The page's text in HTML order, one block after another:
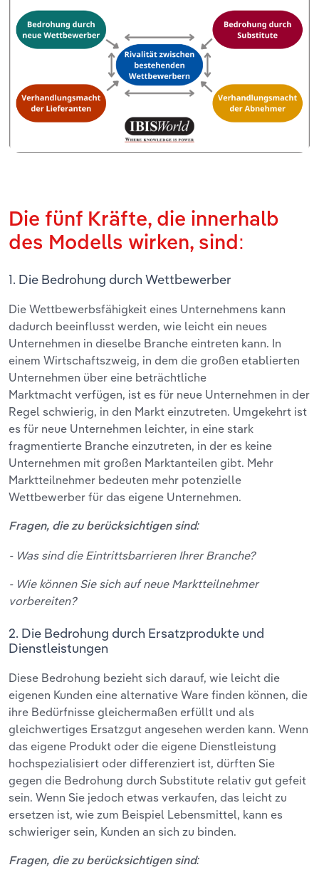
Die fünf Kräfte, die innerhalb
des Modells wirken, sind:
1. Die Bedrohung durch Wettbewerber
Die Wettbewerbsfähigkeit eines Unternehmens kann
dadurch beeinflusst werden, wie leicht ein neues
Unternehmen in dieselbe Branche eintreten kann. In
einem Wirtschaftszweig, in dem die großen etablierten
Unternehmen über eine beträchtliche
Marktmacht verfügen, ist es für neue Unternehmen in der
Regel schwierig, in den Markt einzutreten. Umgekehrt ist
es für neue Unternehmen leichter, in eine stark
fragmentierte Branche einzutreten, in der es keine
Unternehmen mit großen Marktanteilen gibt. Mehr
Marktteilnehmer bedeuten mehr potenzielle
Wettbewerber für das eigene Unternehmen.
Fragen, die zu berücksichtigen sind:
- Was sind die Eintrittsbarrieren Ihrer Branche?
- Wie können Sie sich auf neue Marktteilnehmer
vorbereiten?
2. Die Bedrohung durch Ersatzprodukte und
Dienstleistungen
Diese Bedrohung bezieht sich darauf, wie leicht die
eigenen Kunden eine alternative Ware finden können, die
ihre Bedürfnisse gleichermaßen erfüllt und als
gleichwertiges Ersatzgut angesehen werden kann. Wenn
das eigene Produkt oder die eigene Dienstleistung
hochspezialisiert oder differenziert ist, dürften Sie
gegen die Bedrohung durch Substitute relativ gut gefeit
sein. Wenn Sie jedoch etwas verkaufen, das leicht zu
ersetzen ist, wie zum Beispiel Lebensmittel, kann es
schwieriger sein, Kunden an sich zu binden.
Fragen, die zu berücksichtigen sind: